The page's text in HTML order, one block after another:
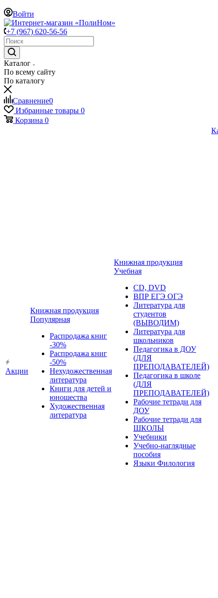
Войти
+7 (967) 620-56-56
Каталог
По всему сайту
По каталогу
Сравнение0
Избранные товары 0
Корзина 0
Акции
Книжная продукция
Популярная
Распродажа книг
-30%
Распродажа книг
-50%
Нехудожественная
литература
Книги для детей и
юношества
Художественная
литература
Книжная продукция
Учебная
CD, DVD
ВПР ЕГЭ ОГЭ
Литература для
студентов
(ВЫВОДИМ)
Литература для
школьников
Педагогика в ДОУ
(ДЛЯ
ПРЕПОДАВАТЕЛЕЙ)
Педагогика в школе
(ДЛЯ
ПРЕПОДАВАТЕЛЕЙ)
Рабочие тетради для
ДОУ
Рабочие тетради для
ШКОЛЫ
Учебники
Учебно-наглядные
пособия
Языки Филология